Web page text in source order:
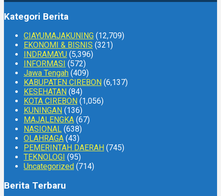
Kategori Berita
CIAYUMAJAKUNING (12,709)
EKONOMI & BISNIS (321)
INDRAMAYU (5,396)
INFORMASI (572)
Jawa Tengah (409)
KABUPATEN CIREBON (6,137)
KESEHATAN (84)
KOTA CIREBON (1,056)
KUNINGAN (136)
MAJALENGKA (67)
NASIONAL (638)
OLAHRAGA (43)
PEMERINTAH DAERAH (745)
TEKNOLOGI (95)
Uncategorized (714)
Berita Terbaru